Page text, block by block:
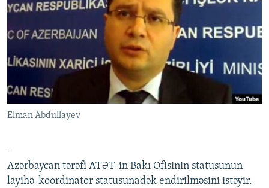
FOTOQALEREYA
İNFOQRAFIKA
KARIKATURA
OXU ZALI
AZƏRBAYCAN ƏDƏBIYYATI KITABXANASI
İSLAM VƏ DEMOKRATIYA
İZ - MƏDƏNIYYƏT PROQRAMI
HAQQIMIZDA
MISSIYAMIZ
PEŞƏ ETIKASI VƏ JURNALISTIKA STANDARTLARIMIZ
MATERIALLARIMIZDAN ISTIFADƏ
AZADLIQRADIOSU MOBIL TELEFONUNUZDA
BIZIMLƏ ƏLAQƏ
RFE/RL-in bütün saytları
Elman Abdullayev
-
Azərbaycan tərəfi ATƏT-in Bakı Ofisinin statusunun
layihə-koordinator statusunadək endirilməsini istəyir.